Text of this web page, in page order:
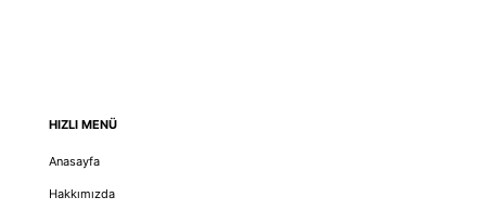
HIZLI MENÜ
Anasayfa
Hakkımızda